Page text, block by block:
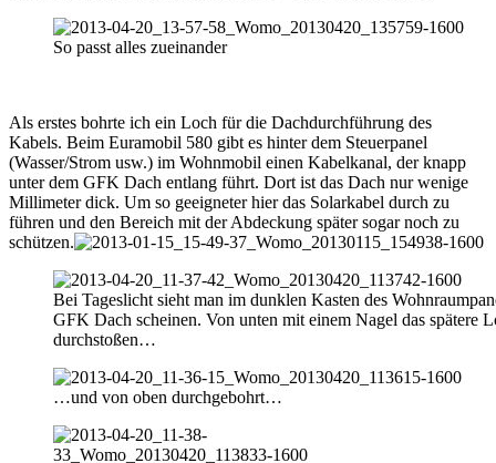
So passt alles zueinander
Als erstes bohrte ich ein Loch für die Dachdurchführung des
Kabels. Beim Euramobil 580 gibt es hinter dem Steuerpanel
(Wasser/Strom usw.) im Wohnmobil einen Kabelkanal, der knapp
unter dem GFK Dach entlang führt. Dort ist das Dach nur wenige
Millimeter dick. Um so geeigneter hier das Solarkabel durch zu
führen und den Bereich mit der Abdeckung später sogar noch zu
schützen.
Bei Tageslicht sieht man im dunklen Kasten des
GFK Dach scheinen. Von unten mit einem Nagel das spätere
durchstoßen…
…und von oben durchgebohrt…